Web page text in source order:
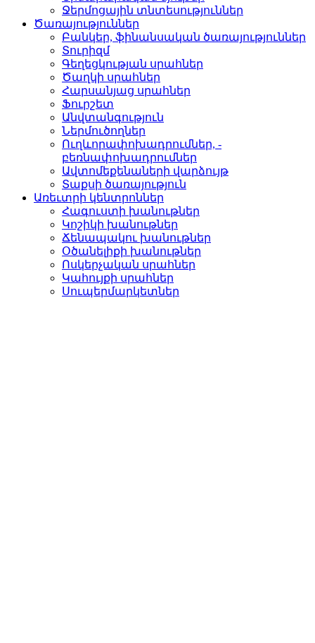
Ջերմոցային տնտեսությո­ւններ
Ծառայություններ
Բանկեր, ֆինանսական ծա­ռայություններ
Տուրիզմ­
Գեղեցկության սրահներ­
Ծաղկի սրահներ­
Հարսանյաց սրահներ
Ֆուրշետ­
Անվտանգություն­
Ներմուծողներ­
Ուղևորափոխադրումներ, ­
բեռնափոխադրումներ
Ավտոմեքենաների վարձու­յթ
Տաքսի ծառայություն­
Առեւտրի կենտրոններ
Հագուստի խանութներ
Կոշիկի խանութներ­
Ճենապակու խանութներ­
Օծանելիքի խանութներ­
Ոսկերչական սրահներ­
Կահույքի սրահներ­
Սուպերմարկետներ­